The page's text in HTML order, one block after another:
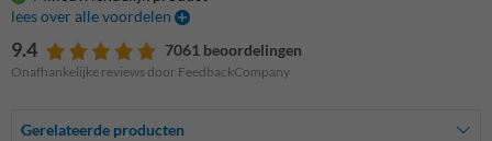
lees over alle voordelen
9.4 7061 beoordelingen
Onafhankelijke reviews door FeedbackCompany
Gerelateerde producten